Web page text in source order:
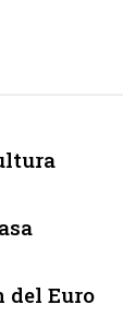
del Euro